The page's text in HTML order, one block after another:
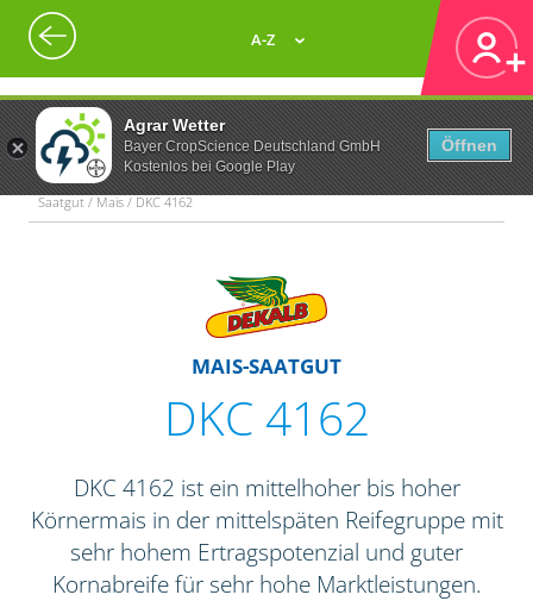
Agrar Wetter
Bayer CropScience Deutschland GmbH
Kostenlos bei Google Play
Öffnen
A-Z
Saatgut / Mais / DKC 4162
MAIS-SAATGUT
DKC 4162
DKC 4162 ist ein mittelhoher bis hoher
Körnermais in der mittelspäten Reifegruppe mit
sehr hohem Ertragspotenzial und guter
Kornabreife für sehr hohe Marktleistungen.